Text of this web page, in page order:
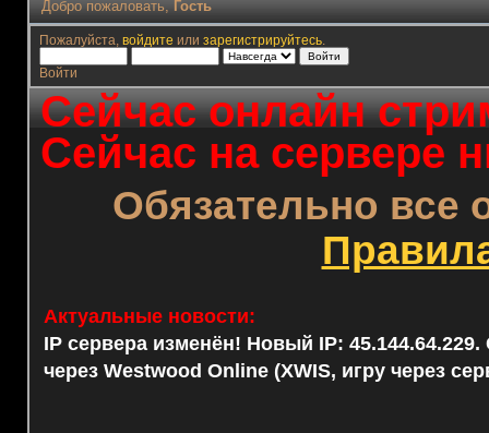
Добро пожаловать, Гость
Пожалуйста, войдите или зарегистрируйтесь.
Войти
Сейчас онлайн
Сейчас на сервере
Обязательно все
Актуальные новости:
IP сервера изменён! Новый IP: 45.144.64.229.
через Westwood Online (XWIS, игру через